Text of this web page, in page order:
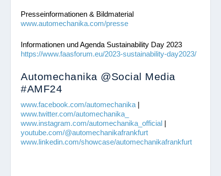
Presseinformationen & Bildmaterial
www.automechanika.com/presse
Informationen und Agenda Sustainability Day 2023
https://www.faasforum.eu/2023-sustainability-day2023/
Automechanika @Social Media
#AMF24
www.facebook.com/automechanika |
www.twitter.com/automechanika_
www.instagram.com/automechanika_official |
youtube.com/@automechanikafrankfurt
www.linkedin.com/showcase/automechanikafrankfurt